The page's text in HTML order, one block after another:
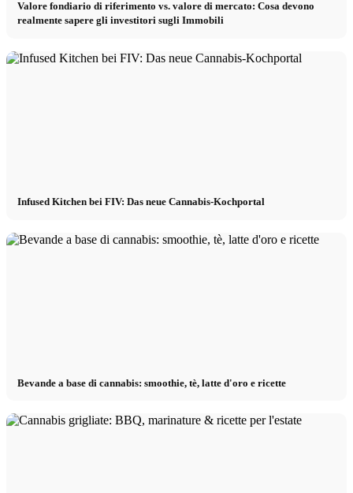
Valore fondiario di riferimento vs. valore di mercato: Cosa devono
realmente sapere gli investitori sugli Immobili
Infused Kitchen bei FIV: Das neue Cannabis-Kochportal
Bevande a base di cannabis: smoothie, tè, latte d'oro e ricette